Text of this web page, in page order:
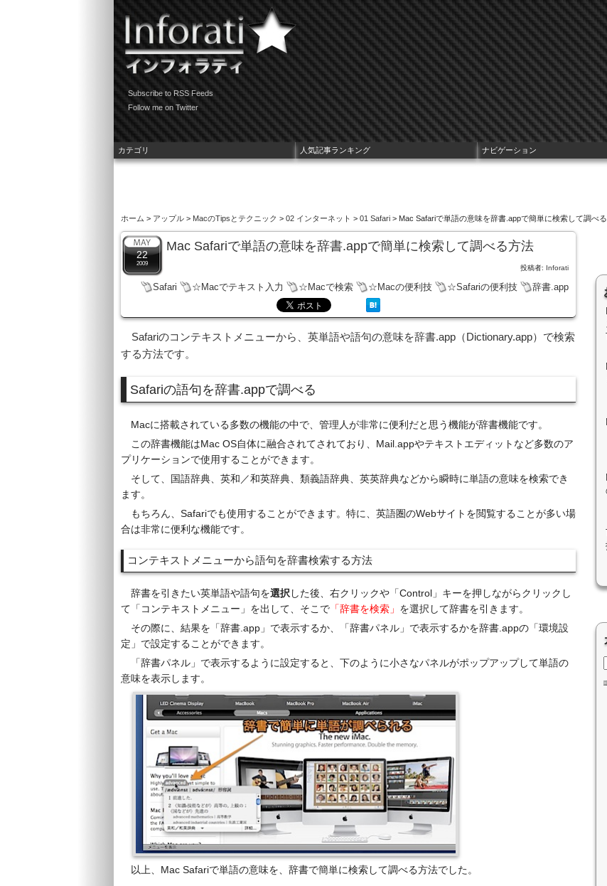
Subscribe to RSS Feeds
Follow me on Twitter
ホーム > アップル > MacのTipsとテクニック > 02 インターネット > 01 Safari > Mac Safariで単語の意味を辞書.appで簡単に検索して調べ
22
2009
Mac Safariで単語の意味を辞書.appで簡単に検索して調べる方法
投稿者: Inforati
Safari ☆Macでテキスト入力 ☆Macで検索 ☆Macの便利技 ☆Safariの便利技 辞書.app
Safariのコンテキストメニューから、英単語や語句の意味を辞書.app（Dictionary.app）で検索
する方法です。
Safariの語句を辞書.appで調べる
Macに搭載されている多数の機能の中で、管理人が非常に便利だと思う機能が辞書機能です。
この辞書機能はMac OS自体に融合されてされており、Mail.appやテキストエディットなど多数のア
プリケーションで使用することができます。
そして、国語辞典、英和／和英辞典、類義語辞典、英英辞典などから瞬時に単語の意味を検索でき
ます。
もちろん、Safariでも使用することができます。特に、英語圏のWebサイトを閲覧することが多い場
合は非常に便利な機能です。
コンテキストメニューから語句を辞書検索する方法
辞書を引きたい英単語や語句を選択 した後、右クリックや「Control」キーを押しながらクリックし
て「コンテキストメニュー」を出して、そこで 「辞書を検索」 を選択して辞書を引きます。
その際に、結果を「辞書.app」で表示するか、「辞書パネル」で表示するかを辞書.appの「環境設
定」で設定することができます。
「辞書パネル」で表示するように設定すると、下のように小さなパネルがポップアップして単語の
意味を表示します。
以上、Mac Safariで単語の意味を、辞書で簡単に検索して調べる方法でした。
カテゴリ 人気記事ランキング ナビゲーション